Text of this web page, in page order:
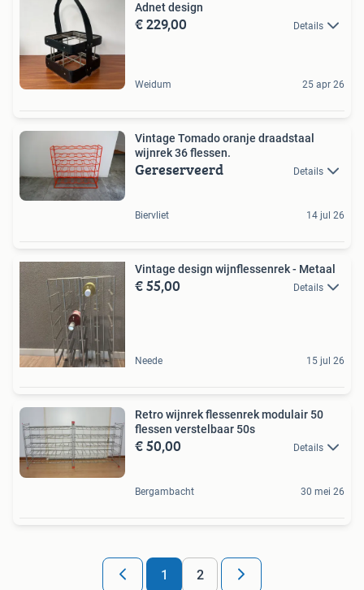
Adnet design
€ 229,00 Details
Weidum 25 apr 26
Vintage Tomado oranje draadstaal
wijnrek 36 flessen.
Gereserveerd Details
Biervliet 14 jul 26
Vintage design wijnflessenrek - Metaal
€ 55,00 Details
Neede 15 jul 26
Retro wijnrek flessenrek modulair 50
flessen verstelbaar 50s
€ 50,00 Details
Bergambacht 30 mei 26
1 2